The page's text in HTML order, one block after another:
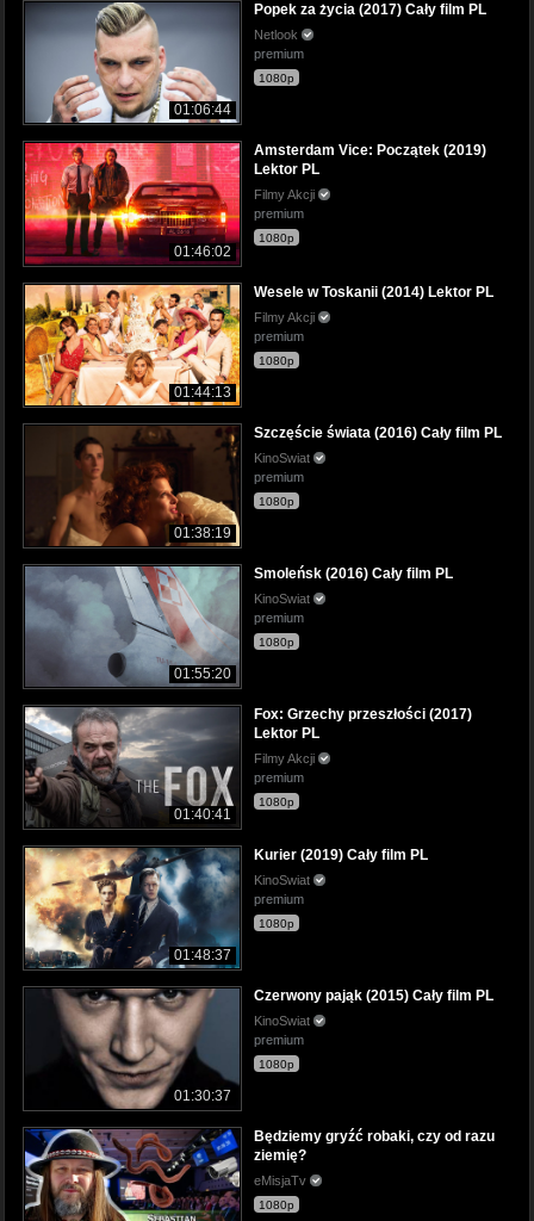
01:06:44
Popek za życia (2017) Cały film PL
Netlook
premium
1080p
01:46:02
Amsterdam Vice: Początek (2019)
Lektor PL
Filmy Akcji
premium
1080p
01:44:13
Wesele w Toskanii (2014) Lektor PL
Filmy Akcji
premium
1080p
01:38:19
Szczęście świata (2016) Cały film PL
KinoSwiat
premium
1080p
01:55:20
Smoleńsk (2016) Cały film PL
KinoSwiat
premium
1080p
01:40:41
Fox: Grzechy przeszłości (2017)
Lektor PL
Filmy Akcji
premium
1080p
01:48:37
Kurier (2019) Cały film PL
KinoSwiat
premium
1080p
01:30:37
Czerwony pająk (2015) Cały film PL
KinoSwiat
premium
1080p
Będziemy gryźć robaki, czy od razu
ziemię?
eMisjaTv
1080p